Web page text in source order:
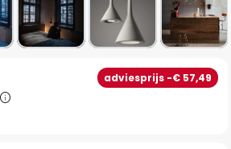
adviesprijs -€ 57,49